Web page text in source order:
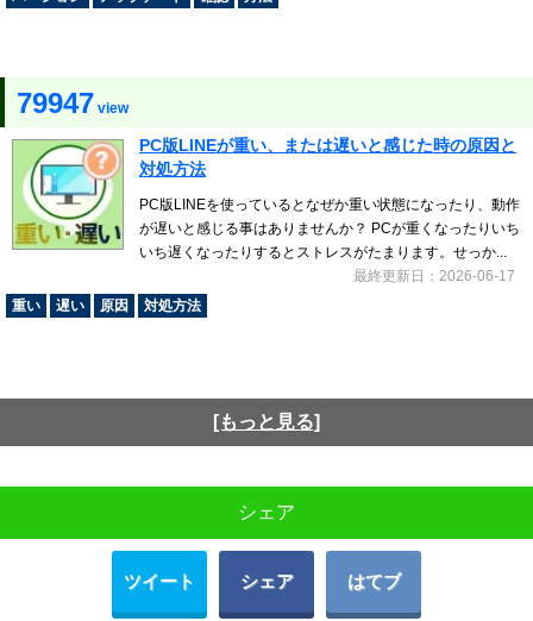
79947 view
PC版LINEが重い、または遅いと感じた時の原因と
対処方法
PC版LINEを使っているとなぜか重い状態になったり、動作
が遅いと感じる事はありませんか？ PCが重くなったりいち
いち遅くなったりするとストレスがたまります。せっか...
最終更新日：2026-06-17
重い
遅い 原因 対処方法
[もっと見る]
シェア
ツイート シェア はてブ